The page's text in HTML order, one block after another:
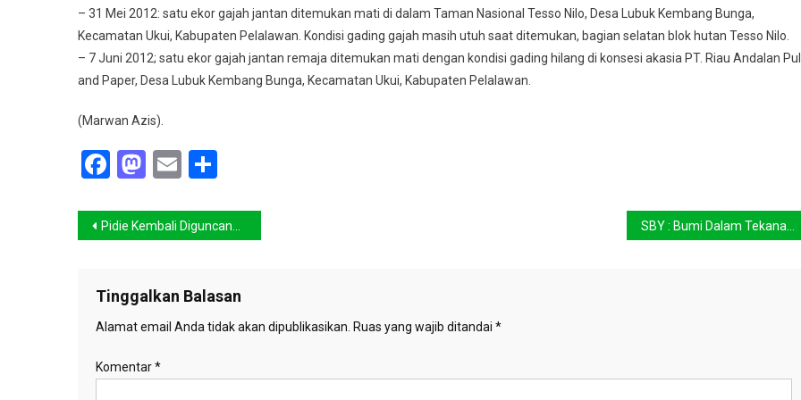
– 31 Mei 2012: satu ekor gajah jantan ditemukan mati di dalam Taman Nasional Tesso Nilo, Desa Lubuk Kembang Bunga,
Kecamatan Ukui, Kabupaten Pelalawan. Kondisi gading gajah masih utuh saat ditemukan, bagian selatan blok hutan Tesso Nilo.
– 7 Juni 2012; satu ekor gajah jantan remaja ditemukan mati dengan kondisi gading hilang di konsesi akasia PT. Riau Andalan
and Paper, Desa Lubuk Kembang Bunga, Kecamatan Ukui, Kabupaten Pelalawan.
(Marwan Azis).
Facebook
Mastodon
Email
Navigasi
Pidie Kembali Diguncang Gempa
Tinggalkan Balasan
Alamat email Anda tidak akan dipublikasikan. Ruas yang wajib ditandai *
Komentar*